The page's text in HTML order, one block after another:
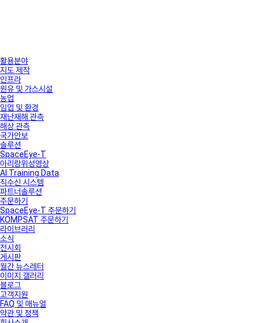
활용분야
지도 제작
인프라
원유 및 가스시설
농업
임업 및 환경
재난재해 관측
해상 관측
국가안보
솔루션
SpaceEye-T
아리랑위성영상
AI Training Data
직수신 시스템
파트너솔루션
주문하기
SpaceEye-T 주문하기
KOMPSAT 주문하기
라이브러리
소식
전시회
게시판
월간 뉴스레터
이미지 갤러리
블로그
고객지원
FAQ 및 매뉴얼
약관 및 정책